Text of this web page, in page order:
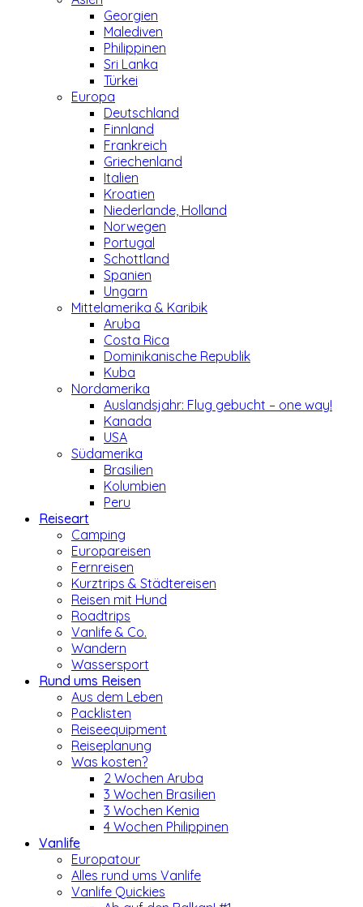
Georgien
Malediven
Philippinen
Sri Lanka
Türkei
Europa
Deutschland
Finnland
Frankreich
Griechenland
Italien
Kroatien
Niederlande, Holland
Norwegen
Portugal
Schottland
Spanien
Ungarn
Mittelamerika & Karibik
Aruba
Costa Rica
Dominikanische Republik
Kuba
Nordamerika
Auslandsjahr: Flug gebucht – one way!
Kanada
USA
Südamerika
Brasilien
Kolumbien
Peru
Reiseart
Camping
Europareisen
Fernreisen
Kurztrips & Städtereisen
Reisen mit Hund
Roadtrips
Vanlife & Co.
Wandern
Wassersport
Rund ums Reisen
Aus dem Leben
Packlisten
Reiseequipment
Reiseplanung
Was kosten?
2 Wochen Aruba
3 Wochen Brasilien
3 Wochen Kenia
4 Wochen Philippinen
Vanlife
Europatour
Alles rund ums Vanlife
Vanlife Quickies